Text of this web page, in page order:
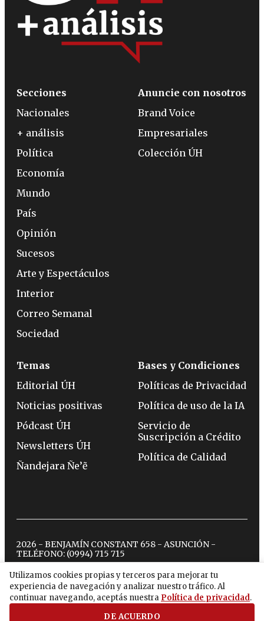
Utilizamos cookies propias y terceros para mejorar tu
experiencia de navegación y analizar nuestro tráfico. Al
continuar navegando, aceptás nuestra Política de privacidad.
DE ACUERDO
Secciones
Nacionales
+ análisis
Política
Economía
Mundo
País
Opinión
Sucesos
Arte y Espectáculos
Interior
Correo Semanal
Sociedad
Anuncie con nosotros
Brand Voice
Empresariales
Colección ÚH
Temas
Editorial ÚH
Noticias positivas
Pódcast ÚH
Newsletters ÚH
Ñandejara Ñe’ẽ
Bases y Condiciones
Políticas de Privacidad
Política de uso de la IA
Servicio de
Suscripción a Crédito
Política de Calidad
2026 - BENJAMÍN CONSTANT 658 - ASUNCIÓN -
TELÉFONO: (0994) 715 715
twitterinstagram
facebook
tiktokyoutubespotify